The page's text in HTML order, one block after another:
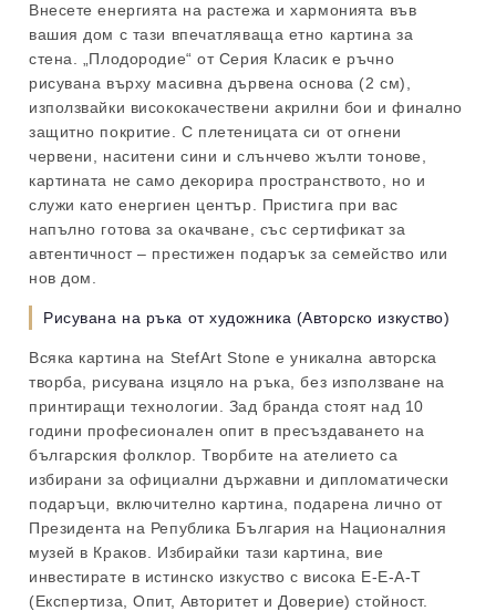
Внесете енергията на растежа и хармонията във
вашия дом с тази впечатляваща етно картина за
стена. „Плодородие“ от Серия Класик е ръчно
рисувана върху масивна дървена основа (2 см),
използвайки висококачествени акрилни бои и финално
защитно покритие. С плетеницата си от огнени
червени, наситени сини и слънчево жълти тонове,
картината не само декорира пространството, но и
служи като енергиен център. Пристига при вас
напълно готова за окачване, със сертификат за
автентичност – престижен подарък за семейство или
нов дом.
Рисувана на ръка от художника (Авторско изкуство)
Всяка картина на StefArt Stone е уникална авторска
творба, рисувана изцяло на ръка, без използване на
принтиращи технологии. Зад бранда стоят над 10
години професионален опит в пресъздаването на
българския фолклор. Творбите на ателието са
избирани за официални държавни и дипломатически
подаръци, включително картина, подарена лично от
Президента на Република България на Националния
музей в Краков. Избирайки тази картина, вие
инвестирате в истинско изкуство с висока E-E-A-T
(Експертиза, Опит, Авторитет и Доверие) стойност.